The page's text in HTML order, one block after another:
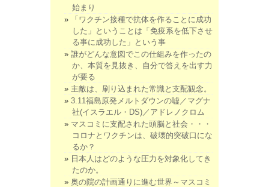
始まり
「ワクチン接種で抗体を作ることに成功
した」ということは「免疫系を低下させ
る事に成功した」という事
誰がどんな意図でこの仕組みを作ったの
か、本質を見抜き、自分で答えを出す力
が要る
主敵は、刷り込まれた常識と支配観念。
3.11福島原発メルトダウンの嘘／マグナ
社(イスラエル・DS)／アドレノクロム
マスコミに支配された頭脳と社会・・・
コロナとワクチンは、破壊的突破口にな
るか？
日本人はどのような圧力を対象化してき
たのか。
奥の院の計画通りに進む世界～マスコミ